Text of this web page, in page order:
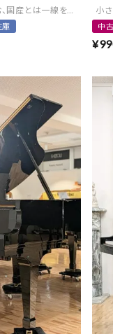
国産とは一線を画す豊か
庫
小
中古
¥